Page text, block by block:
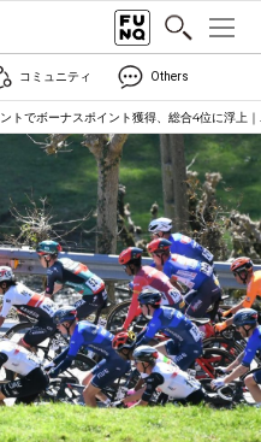
コミュニティ Others
トでボーナスポイント獲得、総合4位に浮上